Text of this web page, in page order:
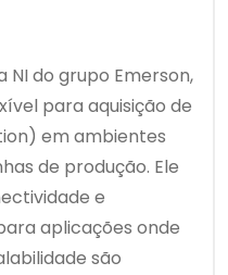
NI do grupo Emerson,
para aquisição de
em ambientes
de produção. Ele
e
aplicações onde
são